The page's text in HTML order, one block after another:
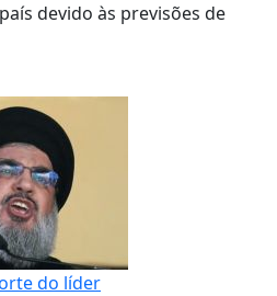
devido às previsões de
do líder